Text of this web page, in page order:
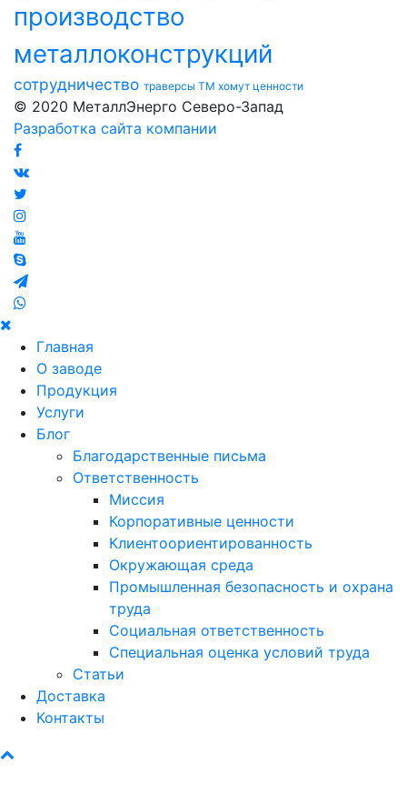
производство
металлоконструкций
сотрудничество траверсы ТМ хомут ценности
© 2020 МеталлЭнерго Северо-Запад
Разработка сайта компании
Главная
О заводе
Продукция
Услуги
Блог
Благодарственные письма
Ответственность
Миссия
Корпоративные ценности
Клиентоориентированность
Окружающая среда
Промышленная безопасность и охрана
труда
Социальная ответственность
Специальная оценка условий труда
Статьи
Доставка
Контакты